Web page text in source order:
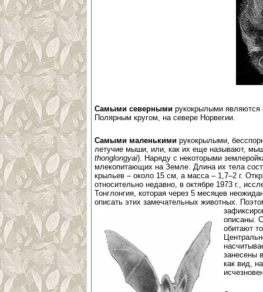
Самыми северными рукокрылыми являются
Полярным кругом, на севере Норвегии.
Самыми маленькими рукокрылыми,
летучие мыши, или, как их еще называют,
thonglongyai). Наряду с некоторыми
млекопитающих на Земле. Длина их тела
крыльев – около 15 см, а масса – 1,7–2 г.
относительно недавно, в октябре 1973 г.,
Тонглонгия, которая через 5 месяцев
описать этих замечательных животных.
описаны.
обитают
занесены
как вид,